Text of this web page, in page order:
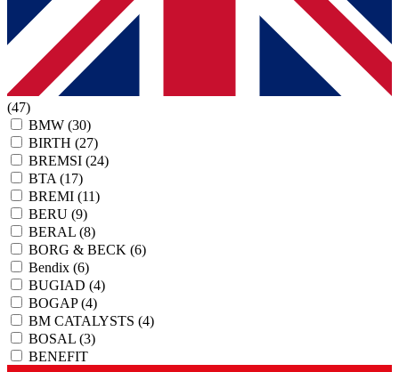
(47)
BMW (30)
BIRTH (27)
BREMSI (24)
BTA (17)
BREMI (11)
BERU (9)
BERAL (8)
BORG & BECK (6)
Bendix (6)
BUGIAD (4)
BOGAP(4)
BM CATALYSTS (4)
BOSAL (3)
BENEFIT